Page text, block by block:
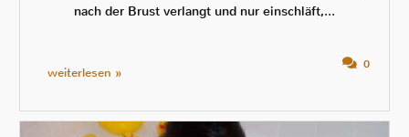
nach der Brust verlangt und nur einschläft,...
0
weiterlesen »